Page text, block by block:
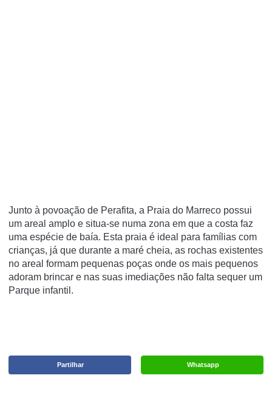
Junto à povoação de Perafita, a Praia do Marreco possui
um areal amplo e situa-se numa zona em que a costa faz
uma espécie de baía. Esta praia é ideal para famílias com
crianças, já que durante a maré cheia, as rochas existentes
no areal formam pequenas poças onde os mais pequenos
adoram brincar e nas suas imediações não falta sequer um
Parque infantil.
Whatsapp
Partilhar